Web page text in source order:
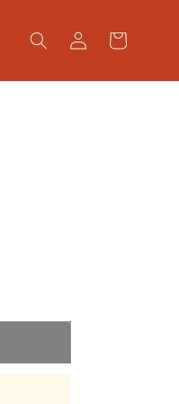
Connexion Panier